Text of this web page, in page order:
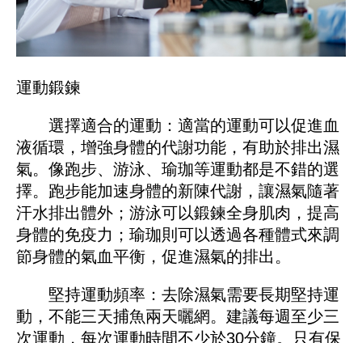
運動鍛鍊
選擇適合的運動：適當的運動可以促進血
液循環，增強身體的代謝功能，有助於排出濕
氣。像跑步、游泳、瑜珈等運動都是不錯的選
擇。跑步能加速身體的新陳代謝，讓濕氣隨著
汗水排出體外；游泳可以鍛鍊全身肌肉，提高
身體的免疫力；瑜珈則可以透過各種體式來調
節身體的氣血平衡，促進濕氣的排出。
堅持運動頻率：去除濕氣需要長期堅持運
動，不能三天捕魚兩天曬網。建議每週至少三
次運動，每次運動時間不少於30分鐘。只有保